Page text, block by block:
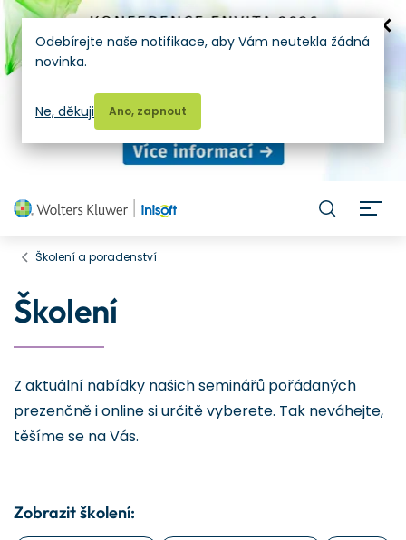
Školení a poradenství
Školení
Z aktuální nabídky našich seminářů pořádaných
prezenčně i online si určitě vyberete. Tak neváhejte,
těšíme se na Vás.
Zobrazit školení:
Odebírejte naše notifikace, aby Vám neutekla žádná
novinka.
Ano, zapnout
Ne, děkuji